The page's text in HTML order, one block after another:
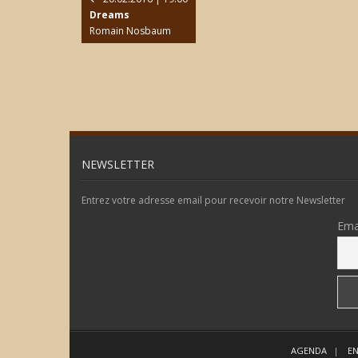
Dreams
Romain Nosbaum
NEWSLETTER
Entrez votre adresse email pour recevoir notre Newsletter
AGENDA